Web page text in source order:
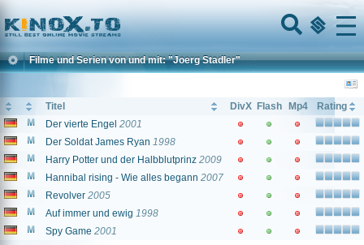
Home
Menu
Filme und Serien von und mit: "Joerg Stadler"
Titel DivX Flash Mp4
Rating
Der vierte Engel 2001
Der Soldat James Ryan 1998
Harry Potter und der Halbblutprinz 2009
Hannibal rising - Wie alles begann 2007
Revolver 2005
Auf immer und ewig 1998
Spy Game 2001